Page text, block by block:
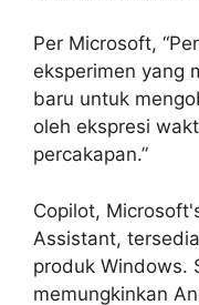
Per Microsoft,
eksperimen yang
baru untuk
oleh ekspresi
percakapan.”
Copilot,
Assistant,
produk Windows.
memungkinkan